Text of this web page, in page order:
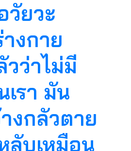
วัยวะ
งกาย
วว่าไม่มี
เรา มัน
งกลัวตาย
ลับเหมือน